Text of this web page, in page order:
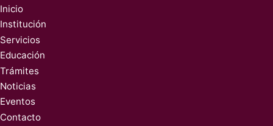
Inicio
Institución
Servicios
Educación
Trámites
Noticias
Eventos
Contacto